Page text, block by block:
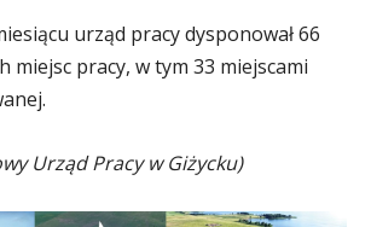
urząd pracy dysponował 66
miejsc pracy, w tym 33 miejscami
Urząd Pracy w Giżycku)